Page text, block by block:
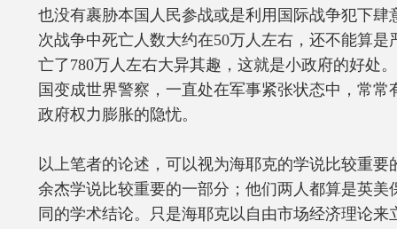
也没有裹胁本国人民参战或是利用国际战争犯下肆
次战争中死亡人数大约在50万人左右，还不能算是
亡了780万人左右大异其趣，这就是小政府的好处
国变成世界警察，一直处在军事紧张状态中，常常
政府权力膨胀的隐忧。
以上笔者的论述，可以视为海耶克的学说比较重要
余杰学说比较重要的一部分；他们两人都算是英美
同的学术结论。只是海耶克以自由市场经济理论来